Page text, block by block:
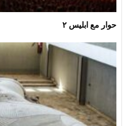
حوار مع ابليس ٢